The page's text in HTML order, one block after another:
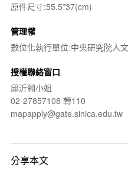
原件尺寸:55.5*37(cm)
管理權
數位化執行單位:中央研究院人
授權聯絡窗口
邱沂翎小姐
02-27857108 轉110
mapapply@gate.sinica.edu.tw
分享本文